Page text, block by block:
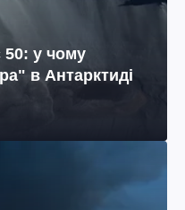
50: у чому
в Антарктиді